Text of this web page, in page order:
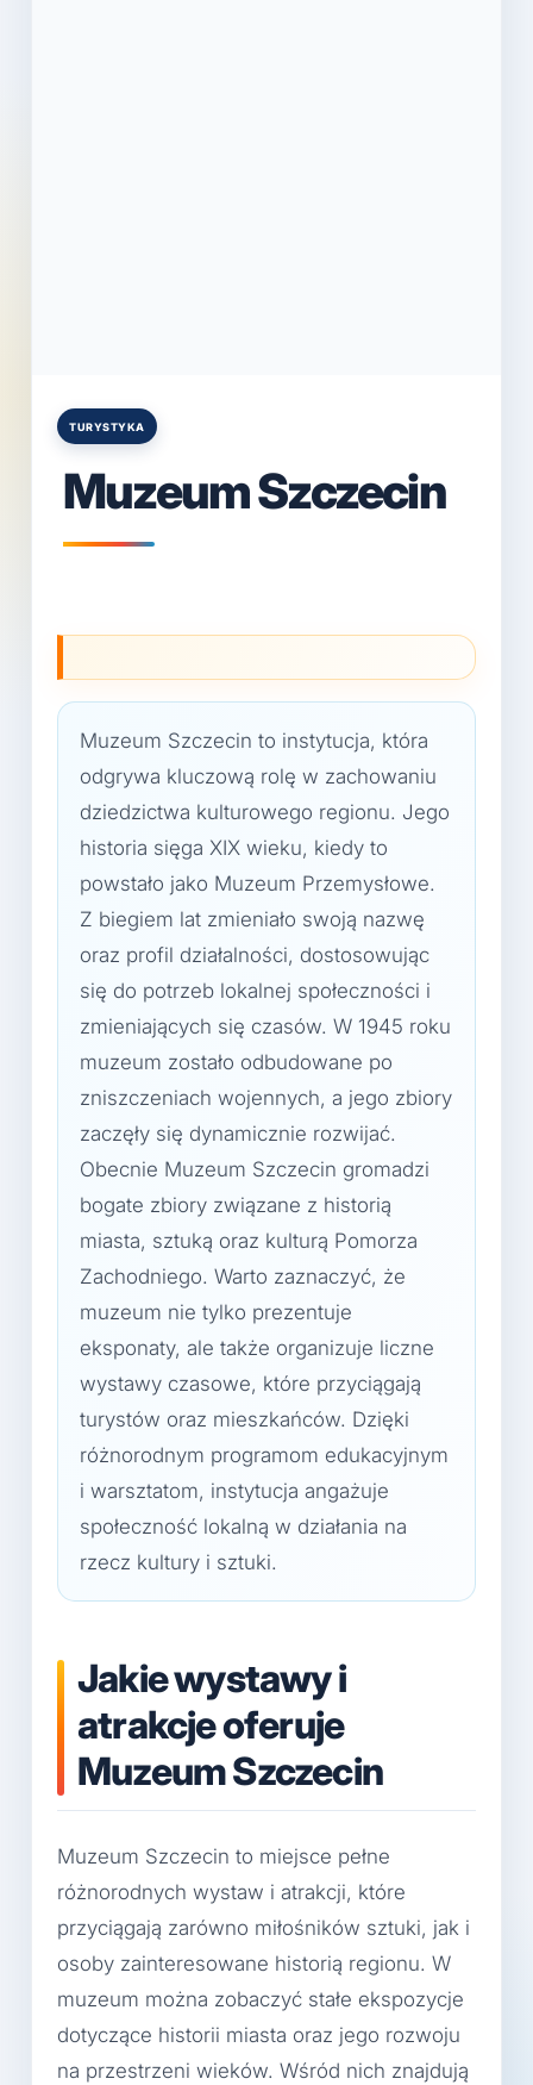
Posted
TURYSTYKA
Muzeum Szczecin
Muzeum Szczecin to instytucja, która
odgrywa kluczową rolę w zachowaniu
dziedzictwa kulturowego regionu. Jego
historia sięga XIX wieku, kiedy to
powstało jako Muzeum Przemysłowe.
Z biegiem lat zmieniało swoją nazwę
oraz profil działalności, dostosowując
się do potrzeb lokalnej społeczności i
zmieniających się czasów. W 1945 roku
muzeum zostało odbudowane po
zniszczeniach wojennych, a jego zbiory
zaczęły się dynamicznie rozwijać.
Obecnie Muzeum Szczecin gromadzi
bogate zbiory związane z historią
miasta, sztuką oraz kulturą Pomorza
Zachodniego. Warto zaznaczyć, że
muzeum nie tylko prezentuje
eksponaty, ale także organizuje liczne
wystawy czasowe, które przyciągają
turystów oraz mieszkańców. Dzięki
różnorodnym programom edukacyjnym
i warsztatom, instytucja angażuje
społeczność lokalną w działania na
rzecz kultury i sztuki.
Jakie wystawy i
atrakcje oferuje
Muzeum Szczecin
Muzeum Szczecin to miejsce pełne
różnorodnych wystaw i atrakcji, które
przyciągają zarówno miłośników sztuki, jak i
osoby zainteresowane historią regionu. W
muzeum można zobaczyć stałe ekspozycje
dotyczące historii miasta oraz jego rozwoju
na przestrzeni wieków. Wśród nich znajdują